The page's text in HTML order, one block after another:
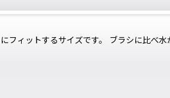
フィットするサイズです。 ブラシに比べ